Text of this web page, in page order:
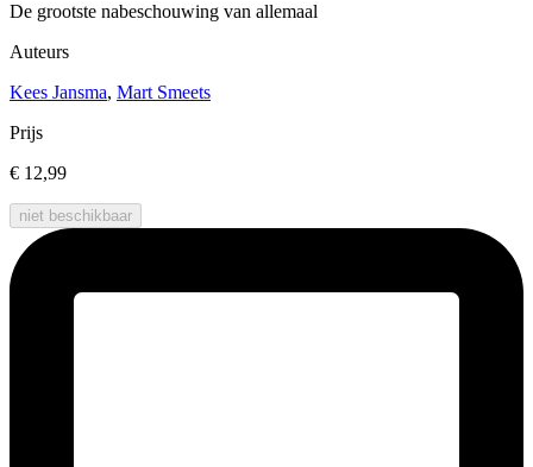
De grootste nabeschouwing van allemaal
Auteurs
Kees Jansma, Mart Smeets
Prijs
€ 12,99
niet beschikbaar